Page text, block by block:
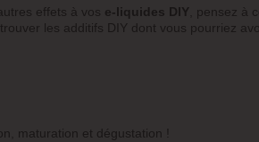
effets à vos e-liquides DIY , pensez à
les additifs DIY dont vous pourriez
maturation et dégustation !